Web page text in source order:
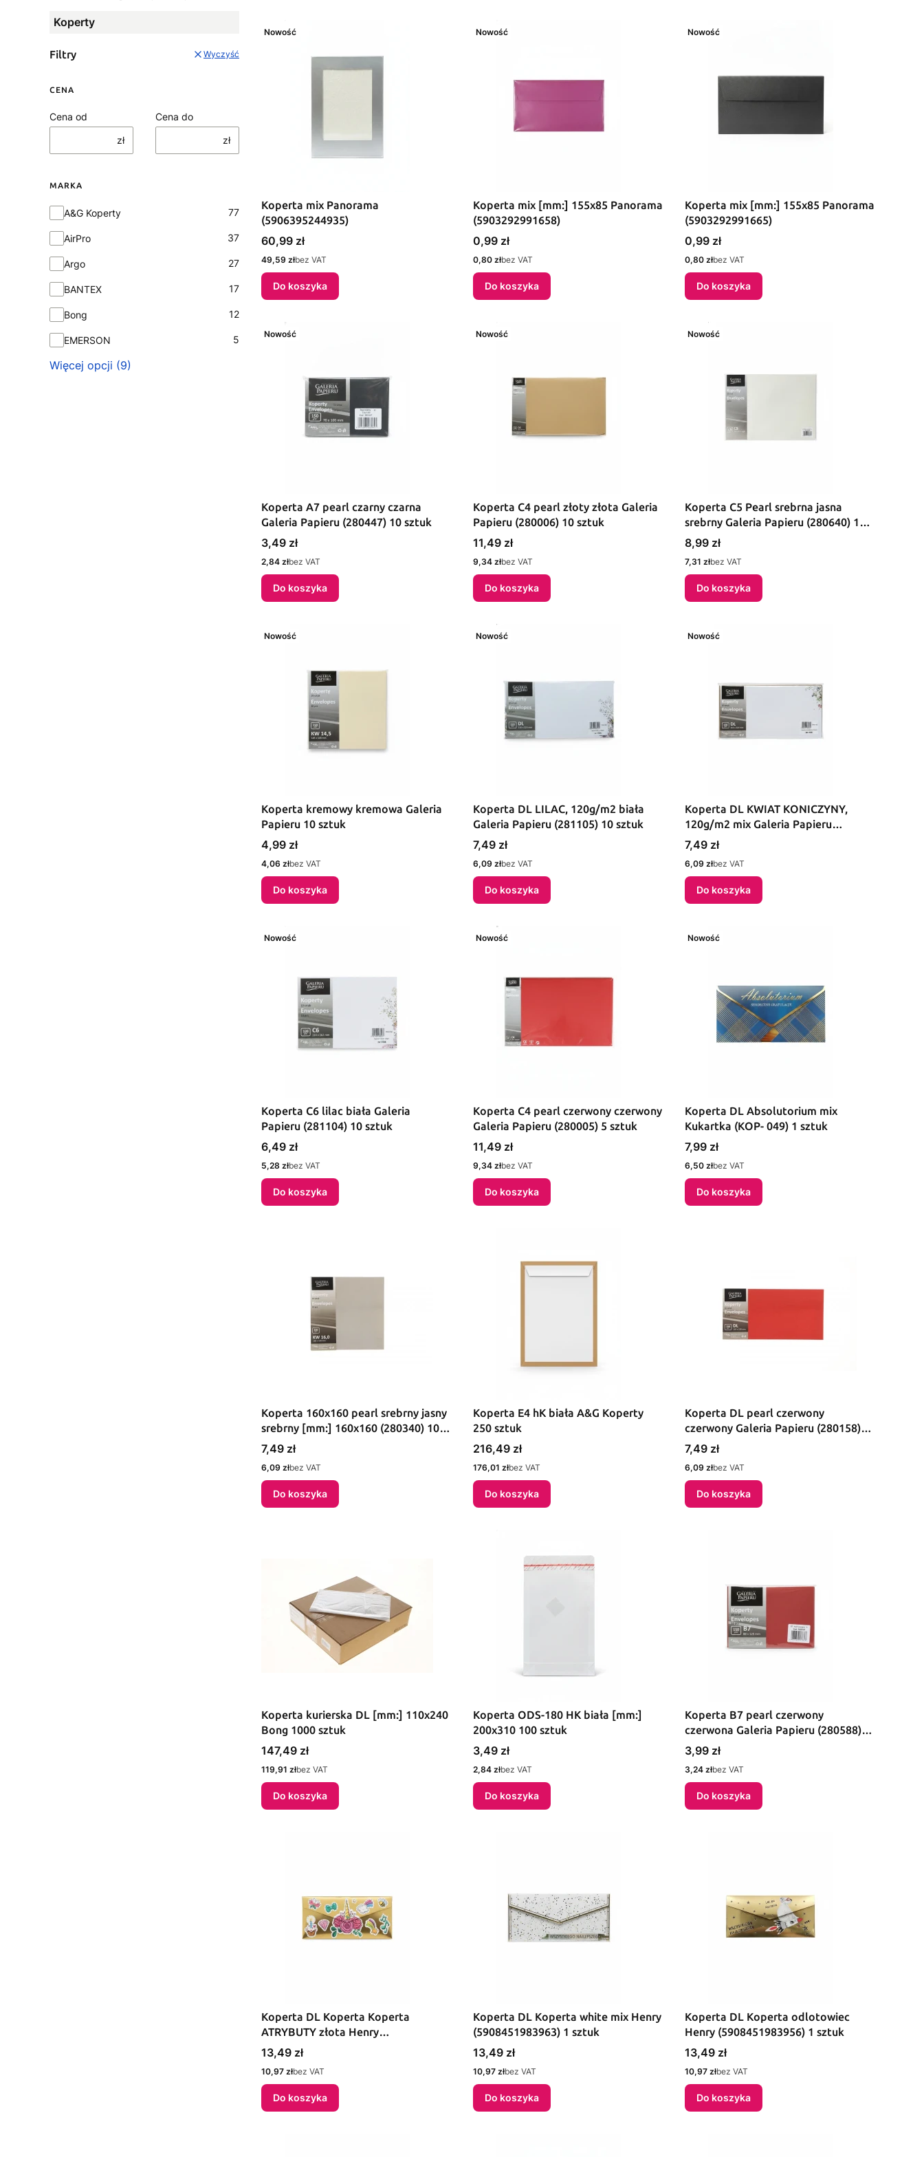
Koperty
Filtry Wyczyść
CENA
Cena od
zł
Cena do
zł
MARKA
Marka
A&G Koperty 77
AirPro 37
Argo 27
BANTEX 17
Bong 12
EMERSON 5
Więcej opcji (9)
Nowość
Koperta mix Panorama
(5906395244935)
Cena
60,99 zł
Cena
49,59 złbez VAT
Do koszyka
Nowość
Koperta mix [mm:] 155x85 Panorama
(5903292991658)
Cena
0,99 zł
Cena
0,80 złbez VAT
Do koszyka
Nowość
Koperta mix [mm:] 155x85 Panorama
(5903292991665)
Cena
0,99 zł
Cena
0,80 złbez VAT
Do koszyka
Nowość
Koperta A7 pearl czarny czarna
Galeria Papieru (280447) 10 sztuk
Cena
3,49 zł
Cena
2,84 złbez VAT
Do koszyka
Nowość
Koperta C4 pearl złoty złota Galeria
Papieru (280006) 10 sztuk
Cena
11,49 zł
Cena
9,34 złbez VAT
Do koszyka
Nowość
Koperta C5 Pearl srebrna jasna
srebrny Galeria Papieru (280640) 10
sztuk
Cena
8,99 zł
Cena
7,31 złbez VAT
Do koszyka
Nowość
Koperta kremowy kremowa Galeria
Papieru 10 sztuk
Cena
4,99 zł
Cena
4,06 złbez VAT
Do koszyka
Nowość
Koperta DL LILAC, 120g/m2 biała
Galeria Papieru (281105) 10 sztuk
Cena
7,49 zł
Cena
6,09 złbez VAT
Do koszyka
Nowość
Koperta DL KWIAT KONICZYNY,
120g/m2 mix Galeria Papieru
(281106) 10 sztuk
Cena
7,49 zł
Cena
6,09 złbez VAT
Do koszyka
Nowość
Koperta C6 lilac biała Galeria
Papieru (281104) 10 sztuk
Cena
6,49 zł
Cena
5,28 złbez VAT
Do koszyka
Nowość
Koperta C4 pearl czerwony czerwony
Galeria Papieru (280005) 5 sztuk
Cena
11,49 zł
Cena
9,34 złbez VAT
Do koszyka
Nowość
Koperta DL Absolutorium mix
Kukartka (KOP- 049) 1 sztuk
Cena
7,99 zł
Cena
6,50 złbez VAT
Do koszyka
Koperta 160x160 pearl srebrny jasny
srebrny [mm:] 160x160 (280340) 10
sztuk
Cena
7,49 zł
Cena
6,09 złbez VAT
Do koszyka
Koperta E4 hK biała A&G Koperty
250 sztuk
Cena
216,49 zł
Cena
176,01 złbez VAT
Do koszyka
Koperta DL pearl czerwony
czerwony Galeria Papieru (280158)
10 sztuk
Cena
7,49 zł
Cena
6,09 złbez VAT
Do koszyka
Koperta kurierska DL [mm:] 110x240
Bong 1000 sztuk
Cena
147,49 zł
Cena
119,91 złbez VAT
Do koszyka
Koperta ODS-180 HK biała [mm:]
200x310 100 sztuk
Cena
3,49 zł
Cena
2,84 złbez VAT
Do koszyka
Koperta B7 pearl czerwony
czerwona Galeria Papieru (280588)
10 sztuk
Cena
3,99 zł
Cena
3,24 złbez VAT
Do koszyka
Koperta DL Koperta Koperta
ATRYBUTY złota Henry
(5908451983949) 1 sztuk
Cena
13,49 zł
Cena
10,97 złbez VAT
Do koszyka
Koperta DL Koperta white mix Henry
(5908451983963) 1 sztuk
Cena
13,49 zł
Cena
10,97 złbez VAT
Do koszyka
Koperta DL Koperta odlotowiec
Henry (5908451983956) 1 sztuk
Cena
13,49 zł
Cena
10,97 złbez VAT
Do koszyka